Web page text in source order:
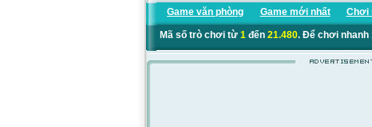
Game văn phòng
Game mới nhất Chơi
Mã số trò chơi từ 1đến 21.480. Để chơi nhanh